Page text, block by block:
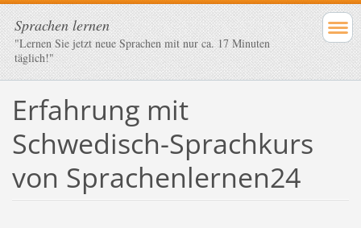
Sprachen lernen
"Lernen Sie jetzt neue Sprachen mit nur ca. 17 Minuten
täglich!"
Erfahrung mit
Schwedisch-Sprachkurs
von Sprachenlernen24